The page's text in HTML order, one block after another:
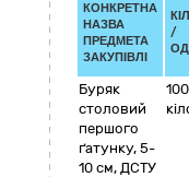
КОНКРЕТНА
НАЗВА
ПРЕДМЕТА
ЗАКУПІВЛІ
/
Буряк
столовий
першого
ґатунку, 5-
10 см, ДСТУ
100